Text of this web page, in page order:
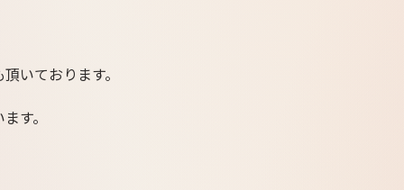
いております。
す。